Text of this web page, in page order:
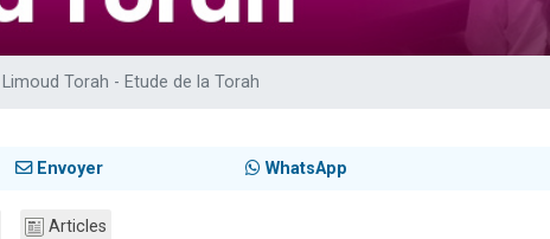
17 personnes viennent de demander une bénédiction
4 personnes viennent de nous rejoindre sur WhatsApp
Eli vient de donner son Maasser
Limoud Torah - Etude de la Torah
Envoyer WhatsApp
Articles